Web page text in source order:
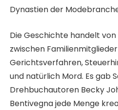
Dynastien der
Die Geschichte handelt
zwischen
Gerichtsverfahren,
und natürlich Mord. Es gab
Drehbuchautoren Becky
Bentivegna jede Menge